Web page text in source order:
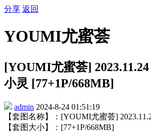
分享 返回
YOUMI尤蜜荟
[YOUMI尤蜜荟]
小灵 [77+1P/668MB]
admin 2024-8-24 01:51:19
【套图名称】：[YOUMI尤蜜荟]
【套图大小】：[77+1P/668MB]